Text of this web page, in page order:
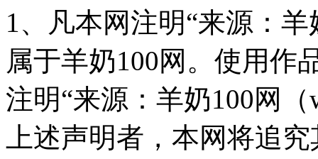
1、凡本网注明“来源：
属于羊奶100网。使用作
注明“来源：羊奶100网（
上述声明者，本网将追